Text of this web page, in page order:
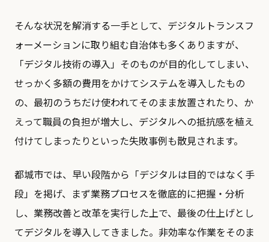
そんな状況を解消する一手として、デジタルトランスフ
ォーメーションに取り組む自治体も多くありますが、
「デジタル技術の導入」そのものが目的化してしまい、
せっかく多額の費用をかけてシステムを導入したもの
の、最初のうちだけ使われてそのまま放置されたり、か
えって職員の負担が増大し、デジタルへの抵抗感を植え
付けてしまったりといった失敗事例も散見されます。
都城市では、早い段階から「デジタルは目的ではなく手
段」を掲げ、まず業務プロセスを徹底的に把握・分析
し、業務改善と改革を実行した上で、最後の仕上げとし
てデジタルを導入してきました。非効率な作業をそのま